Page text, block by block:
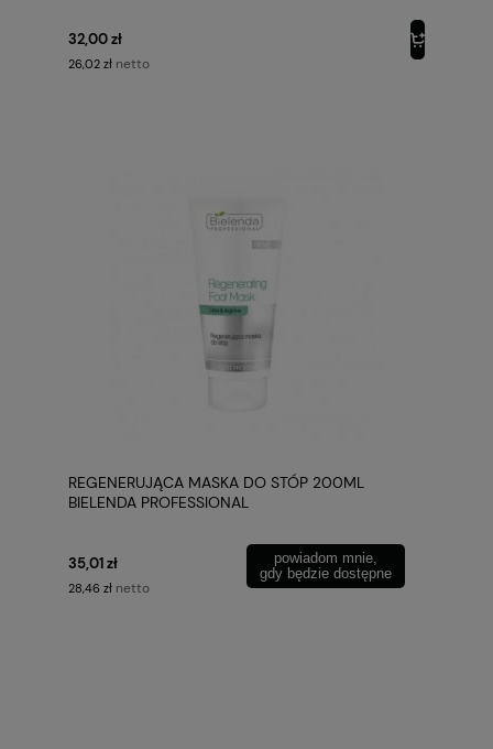
32,00 zł
26,02 zł netto
REGENERUJĄCA MASKA DO STÓP 200ML
BIELENDA PROFESSIONAL
35,01 zł
28,46 zł netto
powiadom mnie,
gdy będzie dostępne